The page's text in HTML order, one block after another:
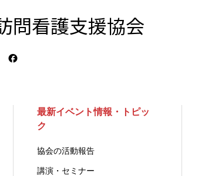
問看護支援協会
最新イベント情報・トピッ
ク
協会の活動報告
講演・セミナー